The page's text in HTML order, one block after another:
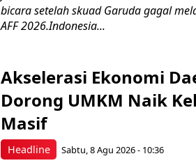
bicara setelah skuad Garuda gagal
AFF 2026.Indonesia...
Headline
Akselerasi Ekonomi
Dorong UMKM Naik
Masif
Sabtu, 8 Agu 2026 - 10:36